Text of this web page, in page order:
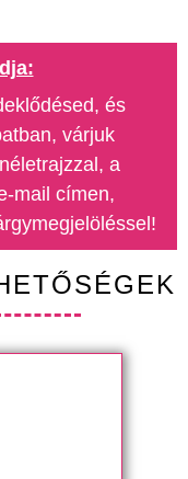
és
várjuk
a
mail címen,